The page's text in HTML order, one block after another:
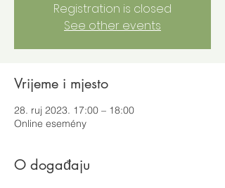
Registration is closed
See other events
Vrijeme i mjesto
28. ruj 2023. 17:00 – 18:00
Online esemény
O događaju